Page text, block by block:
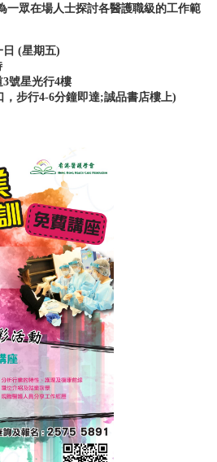
一眾在場人士探討各醫護職級的工作範
(星期五)
3號星光行4樓
，步行4-6分鐘即達;誠品書店樓上)